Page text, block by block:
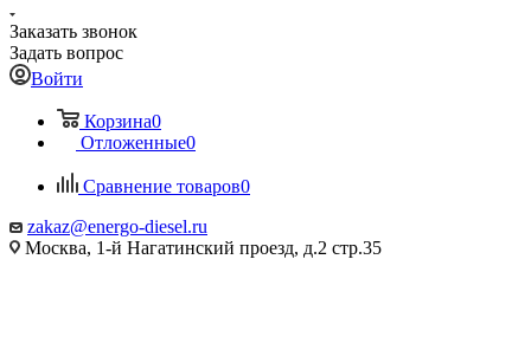
Заказать звонок
Задать вопрос
Войти
Корзина0
Отложенные0
Сравнение товаров0
zakaz@energo-diesel.ru
Москва, 1-й Нагатинский проезд, д.2 стр.35